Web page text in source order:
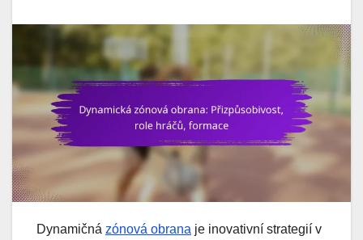
Dynamičná zónová obrana je inovativní strategií v